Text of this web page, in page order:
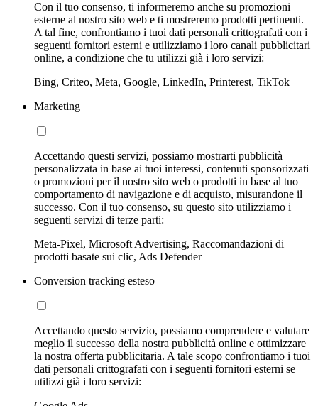
Con il tuo consenso, ti informeremo anche su promozioni
esterne al nostro sito web e ti mostreremo prodotti pertinenti.
A tal fine, confrontiamo i tuoi dati personali crittografati con i
seguenti fornitori esterni e utilizziamo i loro canali pubblicitari
online, a condizione che tu utilizzi già i loro servizi:
Bing, Criteo, Meta, Google, LinkedIn, Printerest, TikTok
Marketing
Accettando questi servizi, possiamo mostrarti pubblicità
personalizzata in base ai tuoi interessi, contenuti sponsorizzati
o promozioni per il nostro sito web o prodotti in base al tuo
comportamento di navigazione e di acquisto, misurandone il
successo. Con il tuo consenso, su questo sito utilizziamo i
seguenti servizi di terze parti:
Meta-Pixel, Microsoft Advertising, Raccomandazioni di
prodotti basate sui clic, Ads Defender
Conversion tracking esteso
Accettando questo servizio, possiamo comprendere e valutare
meglio il successo della nostra pubblicità online e ottimizzare
la nostra offerta pubblicitaria. A tale scopo confrontiamo i tuoi
dati personali crittografati con i seguenti fornitori esterni se
utilizzi già i loro servizi: